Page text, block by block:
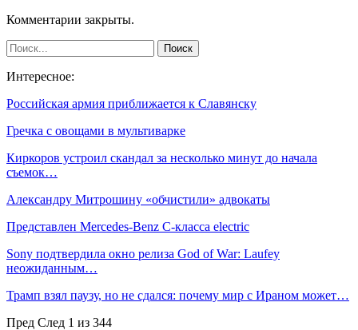
Комментарии закрыты.
Интересное:
Российская армия приближается к Славянску
Гречка с овощами в мультиварке
Киркоров устроил скандал за несколько минут до начала
съемок…
Александру Митрошину «обчистили» адвокаты
Представлен Mercedes-Benz C-класса electric
Sony подтвердила окно релиза God of War: Laufey
неожиданным…
Трамп взял паузу, но не сдался: почему мир с Ираном может…
Пред След 1 из 344